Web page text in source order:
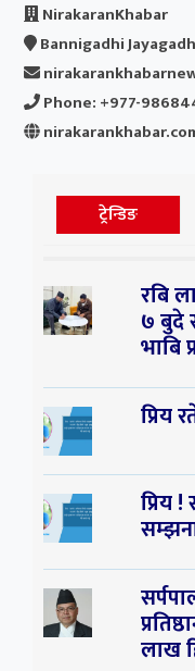
NirakaranKhabar
Bannigadhi
Phone: +977-
ट्रेन्डिङ
रबि
७ बुदे
भाबि
प्रिय
प्रिय
लाख